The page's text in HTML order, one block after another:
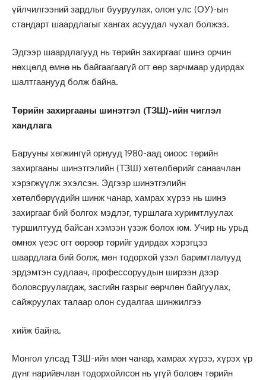
үйлчилгээний зардлыг бууруулах, олон улс (ОУ)-ын
стандарт шаардлагыг хангах асуудал чухал болжээ.
Эдгээр шаардлагууд нь төрийн захиргааг шинэ орчин
нөхцөлд өмнө нь байгаагаагүй огт өөр зарчмаар удирдах
шалтгаанууд болж байна.
Төрийн захиргааны шинэтгэл (ТЗШ)-ийн чиглэл
хандлага
Барууны хөгжингүй орнууд 1980-аад оиоос төрийн
захиргааны шинэтгэлийн (ТЗШ) хөтөлбөрийг санаачлан
хэрэгжүүлж эхэлсэн. Эдгээр шинэтгэлийн
хөтөлбөрүүдийн шинж чанар, хамрах хүрээ нь шинэ
захиргааг бий болгох мэдлэг, туршлага хуримтлуулах
туршилтууд байсан хэмээн үзэж болох юм. Учир нь урьд
өмнөх үеэс огт өөрөөр төрийг удирдах хэрэгцээ
шаардлага бий болж, мөн тодорхой үзэл баримтлалууд
эрдэмтэн судлаач, профессоруудын ширээн дээр
боловсруулагдаж, засгийн газрыг өөрчлөн байгуулах,
сайжруулах талаар олон судалгаа шинжилгээ
хийж байна.
Монгол улсад ТЗШ-ийн мөн чанар, хамрах хүрээ, хүрэх үр
дүнг нарийвчлан тодорхойлсон нь үгүй боловч төрийн